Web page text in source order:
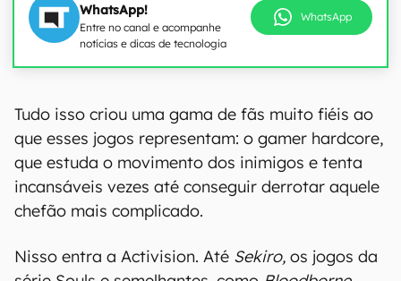
WhatsApp!
Entre no canal e acompanhe
notícias e dicas de tecnologia
WhatsApp